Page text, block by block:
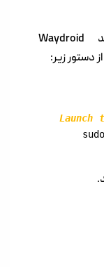
، شما می توانید Waydroid
دستور زیر: